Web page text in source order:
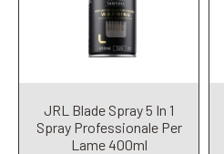
JRL Blade Spray 5 In 1
Spray Professionale Per
Lame 400ml
Add to Cart